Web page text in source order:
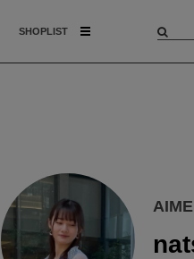
SHOPLIST